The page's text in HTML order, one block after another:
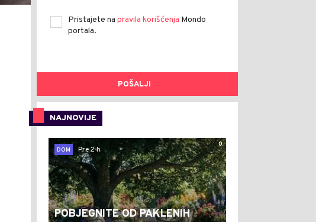
Pristajete na pravila korišćenja Mondo
portala.
POŠALJI
NAJNOVIJE
0
DOM
Pre 2 h
POBJEGNITE OD PAKLENIH